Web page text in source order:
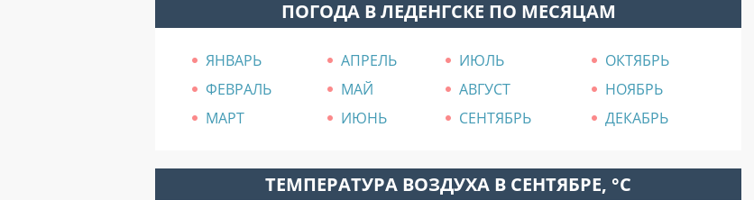
ПОГОДА В ЛЕДЕНГСКЕ ПО МЕСЯЦАМ
ЯНВАРЬ АПРЕЛЬ ИЮЛЬ
ОКТЯБРЬ
ФЕВРАЛЬ
МАЙ АВГУСТ
НОЯБРЬ
МАРТ
ИЮНЬ СЕНТЯБРЬ ДЕКАБРЬ
ТЕМПЕРАТУРА ВОЗДУХА В СЕНТЯБРЕ, °C